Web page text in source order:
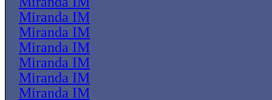
Miranda IM
Miranda IM
Miranda IM
Miranda IM
Miranda IM
Miranda IM